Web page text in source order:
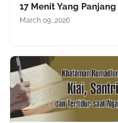
17 Menit Yang Panjang
March 09, 2026